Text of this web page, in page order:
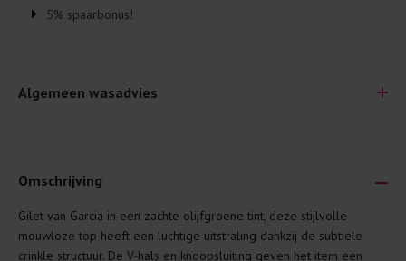
5% spaarbonus!
Algemeen wasadvies
Je wilt natuurlijk lang plezier hebben van je nieuwe kleding.
Daarom geven wij een aantal algemene was-tips:
Omschrijving
Gilet van Garcia in een zachte olijfgroene tint, deze stijlvolle
mouwloze top heeft een luchtige uitstraling dankzij de subtiele
crinkle structuur. De V-hals en knoopsluiting geven het item een